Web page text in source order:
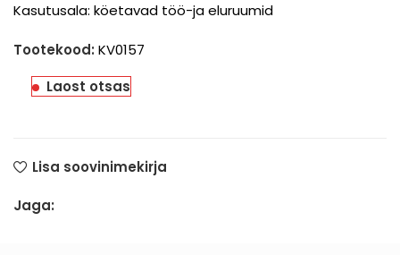
Kasutusala: köetavad töö-ja eluruumid
Tootekood: KV0157
Laost otsas
Lisa soovinimekirja
Jaga: